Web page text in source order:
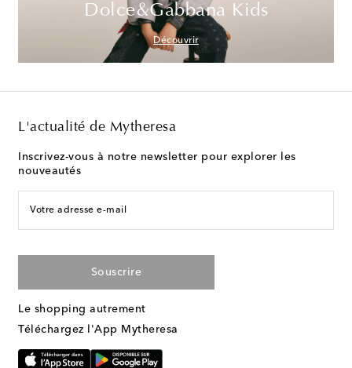
Dolce&Gabbana Kids
Découvrir
L'actualité de Mytheresa
Inscrivez-vous à notre newsletter pour explorer les
nouveautés
Votre adresse e-mail
Souscrire
Le shopping autrement
Téléchargez l'App Mytheresa